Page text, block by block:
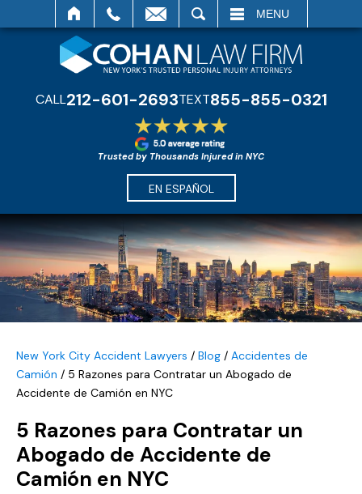
MENU
CALL212-601-2693TEXT855-855-0321
Trusted by Thousands Injured in NYC
EN ESPAÑOL
New York City Accident Lawyers / Blog / Accidentes de
Camión / 5 Razones para Contratar un Abogado de
Accidente de Camión en NYC
5 Razones para Contratar un
Abogado de Accidente de
Camión en NYC